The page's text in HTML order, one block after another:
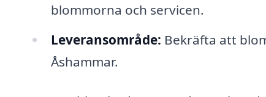
blommorna och servicen.
Leveransområde: Bekräfta att
Åshammar.